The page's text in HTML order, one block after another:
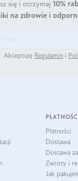
się i otrzymaj 10%
na zdrowie i
Akceptuję Regulamin i
Płatności
Dostawa
Dostawa
Zwroty i
Jak